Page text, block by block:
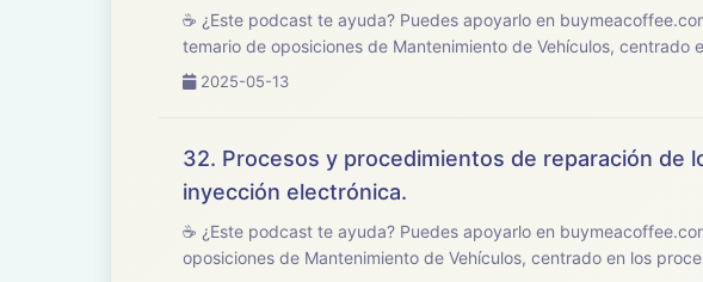
☕ ¿Este podcast te ayuda? Puedes apoyarlo en buymeacoffee.com/oposicionesfp 🎧 En este
temario de oposiciones de Mantenimiento de Vehículos, centrado
2025-05-13
32. Procesos y procedimientos de reparación de
inyección electrónica.
☕ ¿Este podcast te ayuda? Puedes apoyarlo en buymeacoffee.com/oposicionesfp 🎧 Hoy repasamos
oposiciones de Mantenimiento de Vehículos, centrado en los